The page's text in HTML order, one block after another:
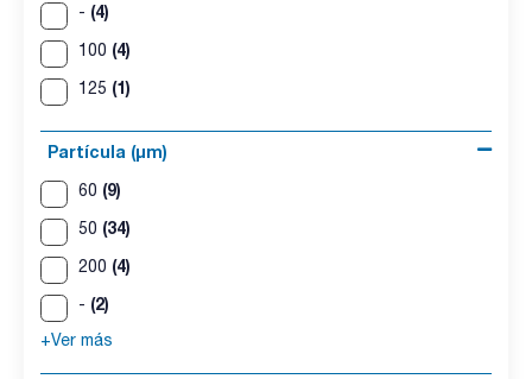
- (4)
100 (4)
125 (1)
Partícula (μm)
60 (9)
50 (34)
200 (4)
- (2)
+Ver más